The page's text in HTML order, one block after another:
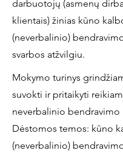
darbuotojų (asmenų
klientais) žinias kūno
(neverbalinio)
svarbos atžvilgiu.
Mokymo turinys
suvokti ir pritaikyti
neverbalinio bendravimo
Dėstomos temos: kūno
(neverbalinio)